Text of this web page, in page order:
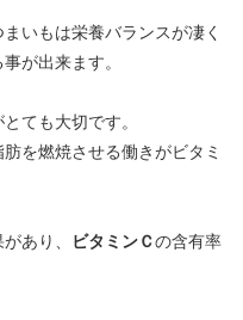
いもは栄養バランスが凄く
が出来ます。
ても大切です。
を燃焼させる働きがビタミ
あり、 ビタミンＣの含有率